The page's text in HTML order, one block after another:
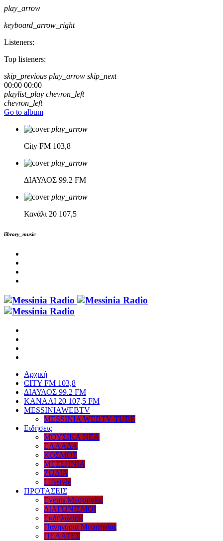
play_arrow
keyboard_arrow_right
Listeners:
Top listeners:
skip_previous play_arrow skip_next
00:00 00:00
playlist_play chevron_left
chevron_left
Go to album
play_arrow
City FM 103,8
play_arrow
ΔΙΑΥΛΟΣ 99.2 FM
play_arrow
Κανάλι 20 107,5
library_music
Αρχική
CITY FM 103,8
ΔΙΑΥΛΟΣ 99.2 FM
ΚΑΝΑΛΙ 20 107,5 FM
MESSINIAWEBTV
MESSINIA WEBTV TUBE
Eιδήσεις
ΜΟΥΣΙΚΑ ΝΕΑ
ΕΛΛΑΔΑ
ΚΟΣΜΟΣ
ΜΕΣΣΗΝΙΑ
ΖΩΔΙΑ
Lifestyle
ΠΡΟΤΑΣΕΙΣ
Events Μεσσηνίας
ΔΙΑΓΩΝΙΣΜΟΙ
Εκδηλώσεις
Πανηγύρια Μεσσηνίας
ΠΕΛΑΤΕΣ